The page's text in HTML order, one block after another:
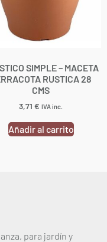
SIMPLE – MACETA
RUSTICA 28
CMS
3,71 € IVA inc.
Añadir al carrito
para jardín y